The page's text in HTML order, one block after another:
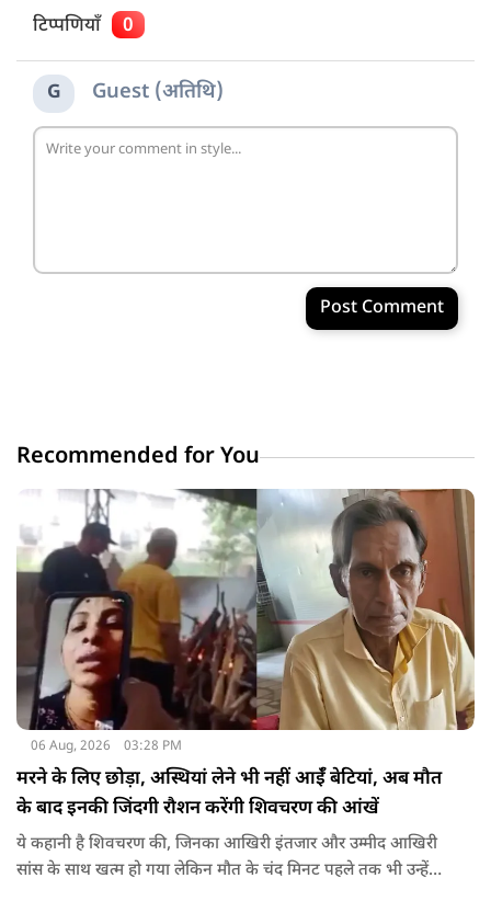
टिप्पणियाँ 0
G Guest (अतिथि)
Post Comment
Recommended for You
06 Aug, 2026 03:28 PM
मरने के लिए छोड़ा, अस्थियां लेने भी नहीं आईँ बेटियां, अब मौत
के बाद इनकी जिंदगी रौशन करेंगी शिवचरण की आंखें
ये कहानी है शिवचरण की, जिनका आखिरी इंतजार और उम्मीद आखिरी
सांस के साथ खत्म हो गया लेकिन मौत के चंद मिनट पहले तक भी उन्हें